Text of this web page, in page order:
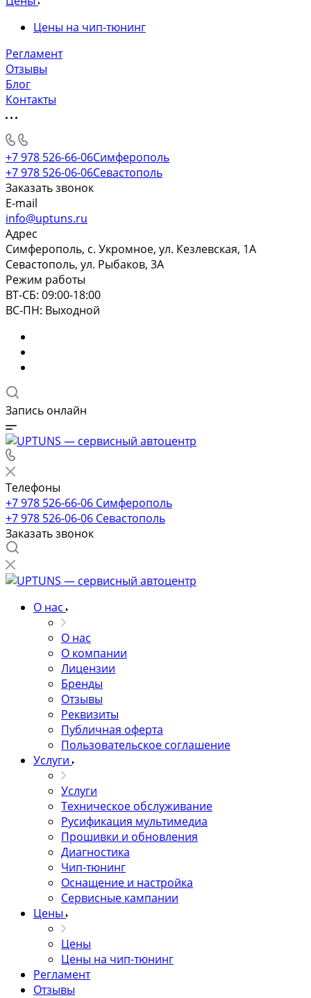
Цены на чип-тюнинг
Регламент
Отзывы
Блог
Контакты
+7 978 526-66-06Симферополь
+7 978 526-06-06Севастополь
Заказать звонок
E-mail
info@uptuns.ru
Адрес
Симферополь, с. Укромное, ул. Кезлевская, 1А
Севастополь, ул. Рыбаков, 3А
Режим работы
ВТ-СБ: 09:00-18:00
ВС-ПН: Выходной
Запись онлайн
Телефоны
+7 978 526-66-06 Симферополь
+7 978 526-06-06 Севастополь
Заказать звонок
О нас
О нас
О компании
Лицензии
Бренды
Отзывы
Реквизиты
Публичная оферта
Пользовательское соглашение
Услуги
Услуги
Техническое обслуживание
Русификация мультимедиа
Прошивки и обновления
Диагностика
Чип-тюнинг
Оснащение и настройка
Сервисные кампании
Цены
Цены
Цены на чип-тюнинг
Регламент
Отзывы